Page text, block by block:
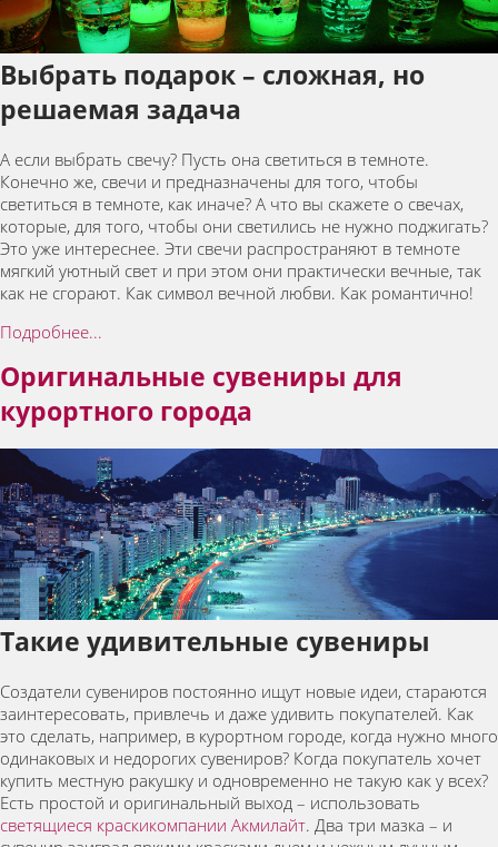
Выбрать подарок – сложная, но
решаемая задача
А если выбрать свечу? Пусть она светиться в темноте.
Конечно же, свечи и предназначены для того, чтобы
светиться в темноте, как иначе? А что вы скажете о свечах,
которые, для того, чтобы они светились не нужно поджигать?
Это уже интереснее. Эти свечи распространяют в темноте
мягкий уютный свет и при этом они практически вечные, так
как не сгорают. Как символ вечной любви. Как романтично!
Подробнее...
Оригинальные сувениры для
курортного города
Такие удивительные сувениры
Создатели сувениров постоянно ищут новые идеи, стараются
заинтересовать, привлечь и даже удивить покупателей. Как
это сделать, например, в курортном городе, когда нужно много
одинаковых и недорогих сувениров? Когда покупатель хочет
купить местную ракушку и одновременно не такую как у всех?
Есть простой и оригинальный выход – использовать
светящиеся краскикомпании Акмилайт. Два три мазка – и